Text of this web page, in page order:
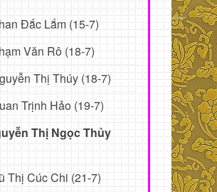
Đắc Lắm (15-7)
Văn Rô (18-7)
Thị Thúy (18-7)
Trịnh Hảo (19-7)
Thị Ngọc Thủy
Thị Cúc Chi (21-7)